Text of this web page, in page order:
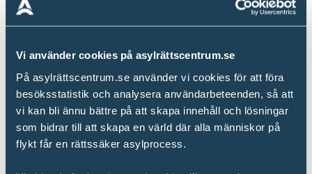
Vi använder cookies på asylrättscentrum.se
På asylrättscentrum.se använder vi cookies för att föra
besöksstatistik och analysera användarbeteenden, så att
vi kan bli ännu bättre på att skapa innehåll och lösningar
som bidrar till att skapa en värld där alla människor på
flykt får en rättssäker asylprocess.
Relaterat
Sverige
Vi uppdaterar vår hemsida med